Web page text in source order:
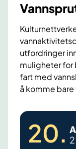
utfordringer
muligheter for
fart med
å komme bare
V
20.